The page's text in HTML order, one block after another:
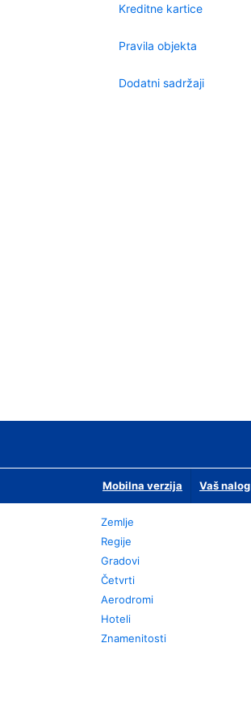
Kreditne kartice
Pravila objekta
Dodatni sadržaji
Mobilna verzija Vaš nalog
Zemlje
Regije
Gradovi
Četvrti
Aerodromi
Hoteli
Znamenitosti